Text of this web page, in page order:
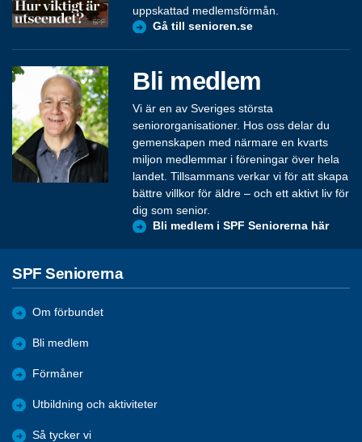
uppskattad medlemsförmån.
Gå till senioren.se
Bli medlem
Vi är en av Sveriges största
seniororganisationer. Hos oss delar du
gemenskapen med närmare en kvarts
miljon medlemmar i föreningar över hela
landet. Tillsammans verkar vi för att skapa
bättre villkor för äldre – och ett aktivt liv för
dig som senior.
Bli medlem i SPF Seniorerna här
SPF Seniorerna
Om förbundet
Bli medlem
Förmåner
Utbildning och aktiviteter
Så tycker vi